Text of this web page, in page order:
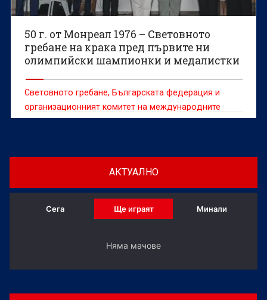
50 г. от Монреал 1976 – Световното
гребане на крака пред първите ни
олимпийски шампионки и медалистки
Световното гребане, Българската федерация и
организационният комитет на международните
домакинства в Пловдив почетоха първите
АКТУАЛНО
Сега Ще играят Минали
Няма мачове